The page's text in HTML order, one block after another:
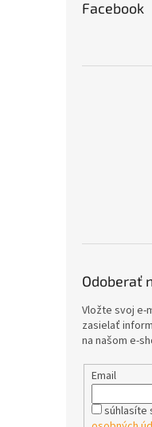
Facebook
Odoberať
Vložte svoj e-
zasielať
na našom e-
Email
súhlasíte